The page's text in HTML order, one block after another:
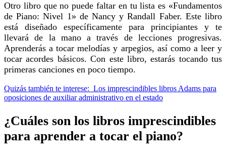
Otro libro que no puede faltar en tu lista es «Fundamentos
de Piano: Nivel 1» de Nancy y Randall Faber. Este libro
está diseñado específicamente para principiantes y te
llevará de la mano a través de lecciones progresivas.
Aprenderás a tocar melodías y arpegios, así como a leer y
tocar acordes básicos. Con este libro, estarás tocando tus
primeras canciones en poco tiempo.
Quizás también te interese: Los imprescindibles libros Adams para
oposiciones de auxiliar administrativo en el estado
¿Cuáles son los libros imprescindibles
para aprender a tocar el piano?